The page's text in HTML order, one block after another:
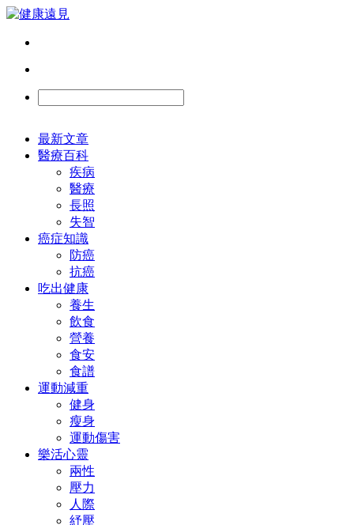
最新文章
醫療百科
疾病
醫療
長照
失智
癌症知識
防癌
抗癌
吃出健康
養生
飲食
營養
食安
食譜
運動減重
健身
瘦身
運動傷害
樂活心靈
兩性
壓力
人際
紓壓